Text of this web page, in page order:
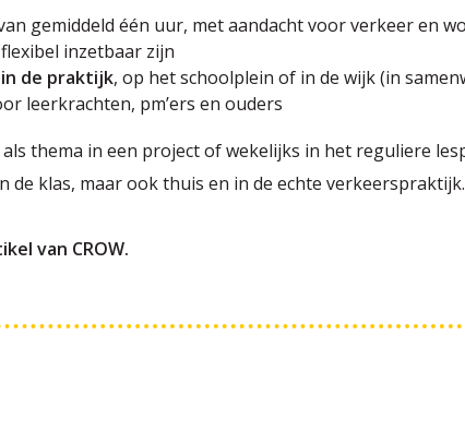
gemiddeld één uur, met aandacht voor verkeer en
inzetbaar zijn
de praktijk, op het schoolplein of in de wijk (in
leerkrachten, pm’ers en ouders
thema in een project of wekelijks in het reguliere
de klas, maar ook thuis en in de echte verkeerspraktijk.
van CROW.